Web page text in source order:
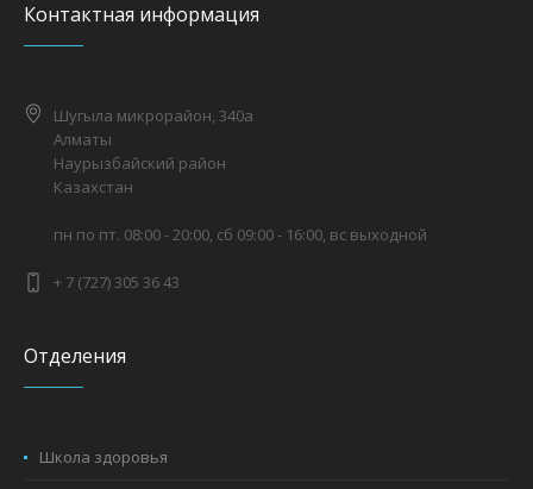
Контактная информация
Шугыла микрорайон, 340а
Алматы
Наурызбайский район
Казахстан
пн по пт. 08:00 - 20:00, сб 09:00 - 16:00, вс выходной
+ 7 (727) 305 36 43
Отделения
Школа здоровья